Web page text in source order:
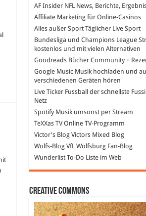
AF InsiderNFL News, Berichte,
Affiliate Marketingfür Online-Casinos
Alles außer SportTäglicher Live Sport
Bundesliga und Champions League
kostenlos und mit vielen Alternativen
GoodreadsBücher Community +
Google MusicMusik hochladen und
verschiedenen Geräten hören
Live Ticker Fussball
der schnellste
Netz
SpotifyMusik umsonst per Stream
TeXXas TVOnline TV-Programm
Victor's BlogVictors Mixed Blog
Wolfs-BlogVfL Wolfsburg Fan-Blog
WunderlistTo-Do Liste im Web
Creative Commons